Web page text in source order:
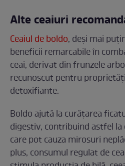
Alte ceaiuri
Ceaiul de boldo, deși mai
beneficii remarcabile în
ceai, derivat din frunzele
recunoscut pentru
detoxifiante.
Boldo ajută la curățarea
digestiv, contribuind astfel
care pot cauza mirosuri
plus, consumul regulat de